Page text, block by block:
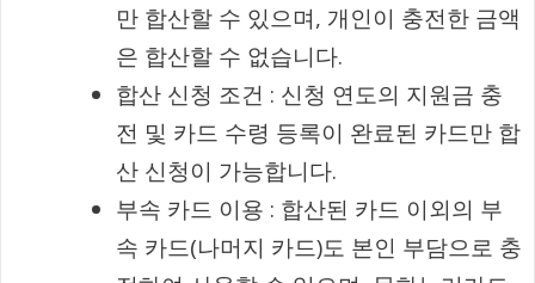
만 합산할 수 있으며, 개인이 충전한 금액
은 합산할 수 없습니다.
합산 신청 조건 : 신청 연도의 지원금 충
전 및 카드 수령 등록이 완료된 카드만 합
산 신청이 가능합니다.
부속 카드 이용 : 합산된 카드 이외의 부
속 카드(나머지 카드)도 본인 부담으로 충